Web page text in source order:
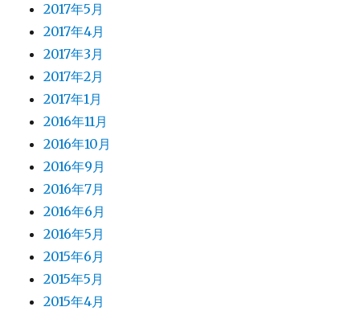
2017年5月
2017年4月
2017年3月
2017年2月
2017年1月
2016年11月
2016年10月
2016年9月
2016年7月
2016年6月
2016年5月
2015年6月
2015年5月
2015年4月